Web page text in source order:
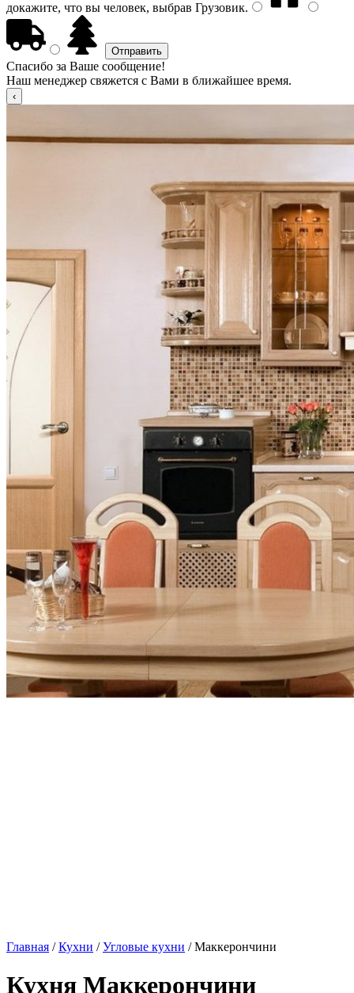
докажите, что вы человек, выбрав Грузовик.
Спасибо за Ваше сообщение!
Наш менеджер свяжется с Вами в ближайшее время.
Главная /Кухни /Угловые кухни / Маккерончини
Кухня Маккерончини